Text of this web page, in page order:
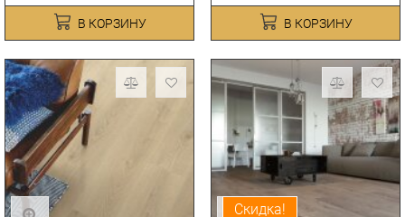
В КОРЗИНУ В КОРЗИНУ
Скидка!